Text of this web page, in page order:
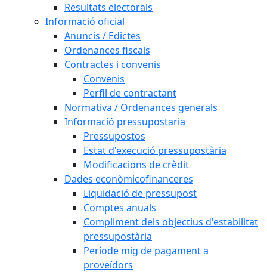
Resultats electorals
Informació oficial
Anuncis / Edictes
Ordenances fiscals
Contractes i convenis
Convenis
Perfil de contractant
Normativa / Ordenances generals
Informació pressupostaria
Pressupostos
Estat d'execució pressupostària
Modificacions de crèdit
Dades econòmicofinanceres
Liquidació de pressupost
Comptes anuals
Compliment dels objectius d'estabilitat
pressupostària
Període mig de pagament a
proveïdors